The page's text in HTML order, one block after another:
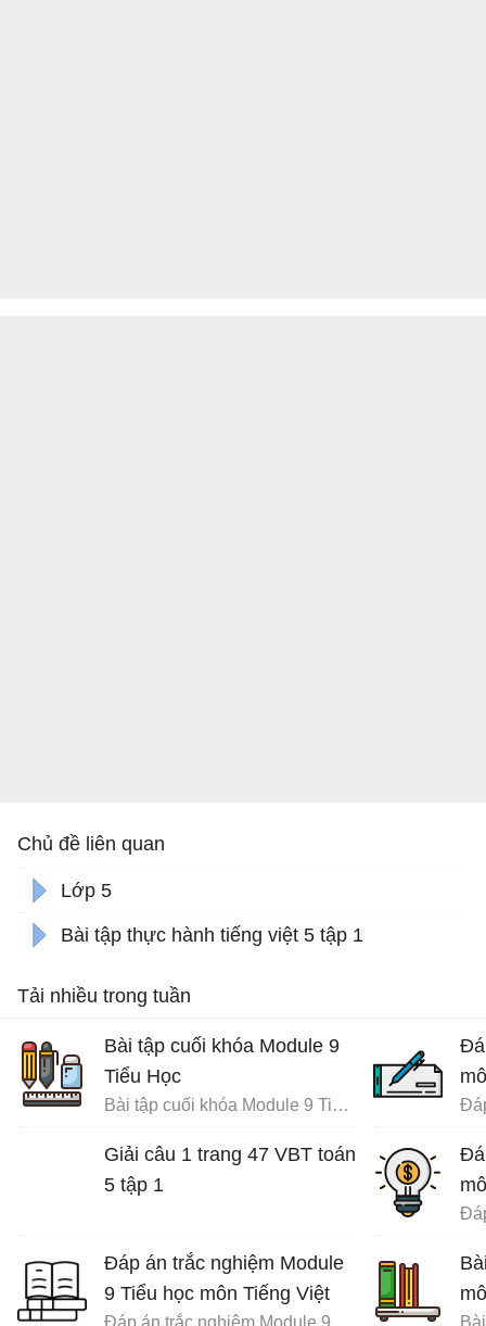
Chủ đề liên quan
Lớp 5
Bài tập thực hành tiếng việt 5 tập 1
Tải nhiều trong tuần
Bài tập cuối khóa Module 9
Tiểu Học
Bài tập cuối khóa Module 9 Tiểu Học đầy đủ
Giải câu 1 trang 47 VBT toán
5 tập 1
Đáp án trắc nghiệm Module
9 Tiểu học môn Tiếng Việt